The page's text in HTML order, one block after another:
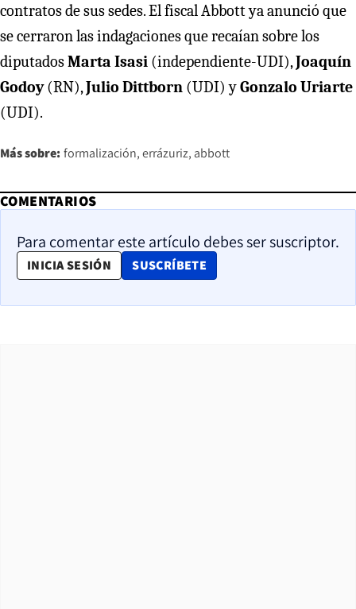
contratos de sus sedes. El fiscal Abbott ya anunció que
se cerraron las indagaciones que recaían sobre los
diputadosMarta Isasi (independiente-UDI),Joaquín
Godoy(RN),Julio Dittborn (UDI) yGonzalo Uriarte
(UDI).
Más sobre: formalización errázuriz abbott
COMENTARIOS
Para comentar este artículo debes ser suscriptor.
INICIA SESIÓN SUSCRÍBETE
OPENS IN NEW WINDOW